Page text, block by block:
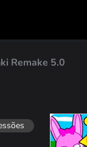
Remake 5.0